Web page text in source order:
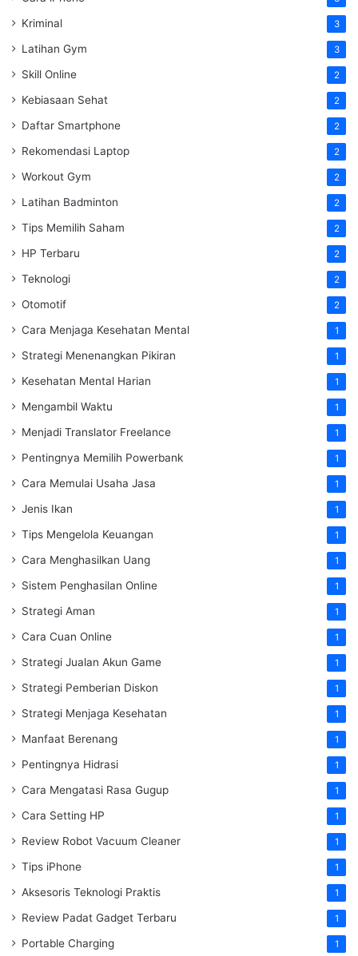
Kriminal 3
Latihan Gym 3
Skill Online 2
Kebiasaan Sehat 2
Daftar Smartphone 2
Rekomendasi Laptop 2
Workout Gym 2
Latihan Badminton 2
Tips Memilih Saham 2
HP Terbaru 2
Teknologi 2
Otomotif 2
Cara Menjaga Kesehatan Mental 1
Strategi Menenangkan Pikiran 1
Kesehatan Mental Harian 1
Mengambil Waktu 1
Menjadi Translator Freelance 1
Pentingnya Memilih Powerbank 1
Cara Memulai Usaha Jasa 1
Jenis Ikan 1
Tips Mengelola Keuangan 1
Cara Menghasilkan Uang 1
Sistem Penghasilan Online 1
Strategi Aman 1
Cara Cuan Online 1
Strategi Jualan Akun Game 1
Strategi Pemberian Diskon 1
Strategi Menjaga Kesehatan 1
Manfaat Berenang 1
Pentingnya Hidrasi 1
Cara Mengatasi Rasa Gugup 1
Cara Setting HP 1
Review Robot Vacuum Cleaner 1
Tips iPhone 1
Aksesoris Teknologi Praktis 1
Review Padat Gadget Terbaru 1
Portable Charging 1